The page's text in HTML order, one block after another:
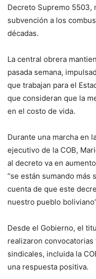
Decreto Supremo 5503,
subvención a los
décadas.
La central obrera
pasada semana,
que trabajan para el
que consideran que la
en el costo de vida.
Durante una marcha en
ejecutivo de la COB,
al decreto va en
“se están sumando más
cuenta de que este
nuestro pueblo
Desde el Gobierno, el
realizaron
sindicales, incluida la
una respuesta positiva.